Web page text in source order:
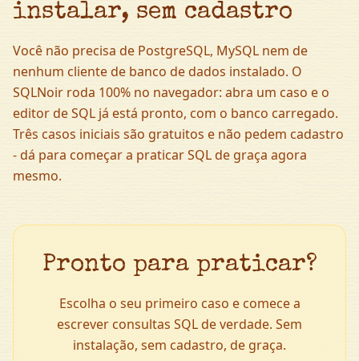
instalar, sem cadastro
Você não precisa de PostgreSQL, MySQL nem de
nenhum cliente de banco de dados instalado. O
SQLNoir roda 100% no navegador: abra um caso e o
editor de SQL já está pronto, com o banco carregado.
Três casos iniciais são gratuitos e não pedem cadastro
- dá para começar a praticar SQL de graça agora
mesmo.
Pronto para praticar?
Escolha o seu primeiro caso e comece a
escrever consultas SQL de verdade. Sem
instalação, sem cadastro, de graça.